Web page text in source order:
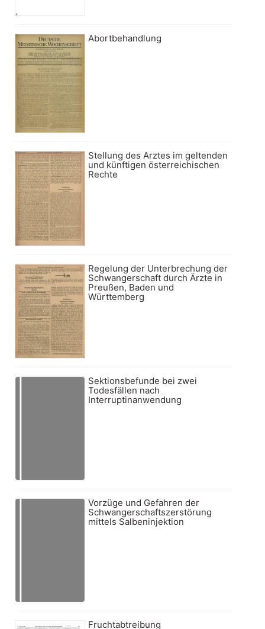
Abortbehandlung
Stellung des Arztes im geltenden
und künftigen österreichischen
Rechte
Regelung der Unterbrechung der
Schwangerschaft durch Ärzte in
Preußen, Baden und
Württemberg
Sektionsbefunde bei zwei
Todesfällen nach
Interruptinanwendung
Vorzüge und Gefahren der
Schwangerschaftszerstörung
mittels Salbeninjektion
Fruchtabtreibung